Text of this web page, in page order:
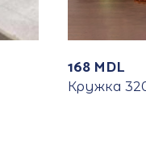
168 MDL
Кружка